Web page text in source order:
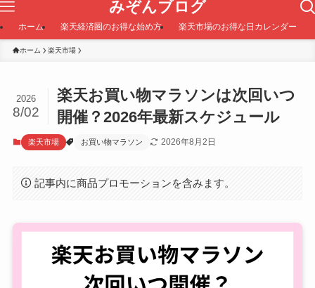
みぞんブログ
ホーム 楽天経済圏のお得な始め方 楽天市場のお得な日カレンダー
ホーム 楽天市場
楽天お買い物マラソンは次回いつ
開催？2026年最新スケジュール
2026
8/02
楽天市場 お買い物マラソン 2026年8月2日
記事内に商品プロモーションを含みます。